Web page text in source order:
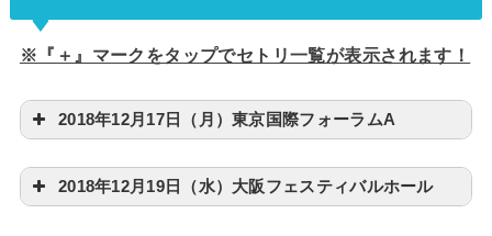
※『＋』マークをタップでセトリ一覧が表示されます！
2018年12月17日（月）東京国際フォーラムA
2018年12月19日（水）大阪フェスティバルホール